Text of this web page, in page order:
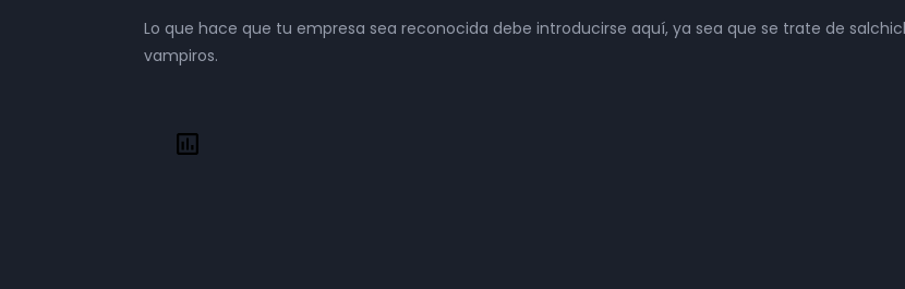
Lo que hace que tu empresa sea reconocida debe introducirse aquí, ya sea que se trate de
vampiros.